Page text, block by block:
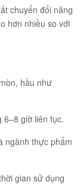
chuyển đổi năng
hơn nhiều so với
hầu như
giờ liên tục.
ngành thực phẩm
gian sử dụng